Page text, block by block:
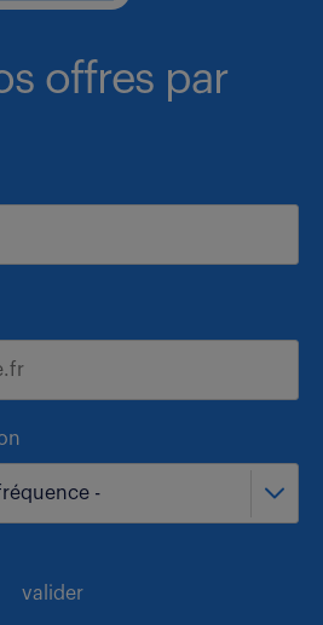
offres par
-
valider